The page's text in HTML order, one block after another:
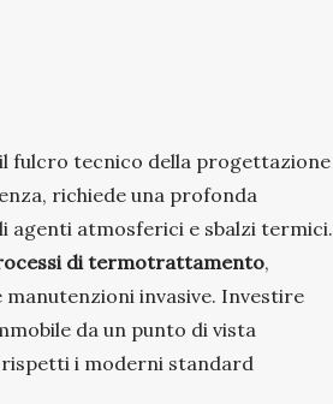
fulcro tecnico della progettazione
richiede una profonda
agenti atmosferici e sbalzi termici.
di termotrattamento,
invasive. Investire
da un punto di vista
i moderni standard